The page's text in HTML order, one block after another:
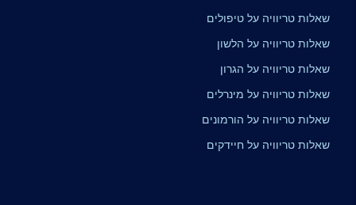
שאלות טריוויה על טיפולים
שאלות טריוויה על הלשון
שאלות טריוויה על הגרון
שאלות טריוויה על מינרלים
שאלות טריוויה על הורמונים
שאלות טריוויה על חיידקים